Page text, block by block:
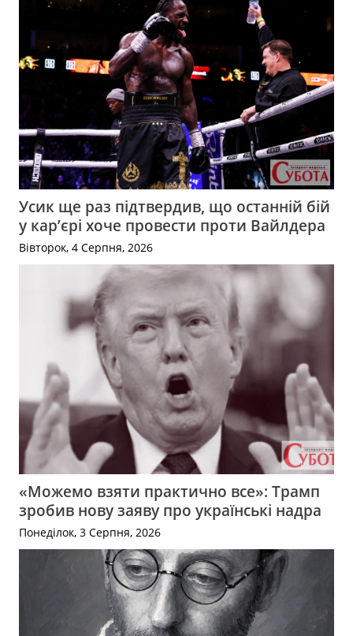
Усик ще раз підтвердив, що останній бій
у кар’єрі хоче провести проти Вайлдера
Вівторок, 4 Серпня, 2026
«Можемо взяти практично все»: Трамп
зробив нову заяву про українські надра
Понеділок, 3 Серпня, 2026